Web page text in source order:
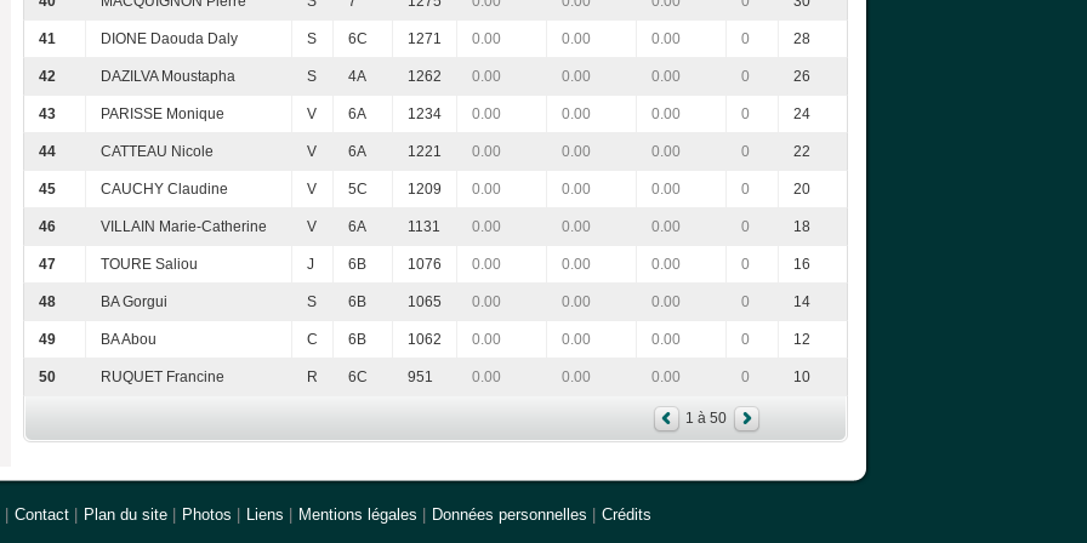
41 DIONE Daouda Daly S 6C 1271 0.00 0.00 0.00 0 28
42 DAZILVA Moustapha S 4A 1262 0.00 0.00 0.00 0 26
43 PARISSE Monique V 6A 1234 0.00 0.00 0.00 0 24
44 CATTEAU Nicole V 6A 1221 0.00 0.00 0.00 0 22
45 CAUCHY Claudine V 5C 1209 0.00 0.00 0.00 0 20
46 VILLAIN Marie-Catherine V 6A 1131 0.00 0.00 0.00 0 18
47 TOURE Saliou J 6B 1076 0.00 0.00 0.00 0 16
48 BA Gorgui S 6B 1065 0.00 0.00 0.00 0 14
49 BA Abou C 6B 1062 0.00 0.00 0.00 0 12
50 RUQUET Francine R 6C 951 0.00 0.00 0.00 0 10
1 à 50
Contact Plan du site Photos Liens Mentions légales Données personnelles Crédits